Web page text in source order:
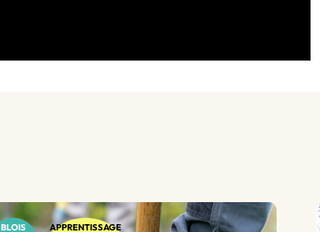
BLOIS APPRENTISSAGE